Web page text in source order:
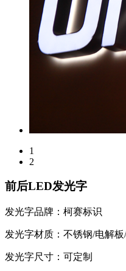
1
2
前后LED发光字
发光字品牌：柯赛标识
发光字材质：不锈钢/电解
发光字尺寸：可定制